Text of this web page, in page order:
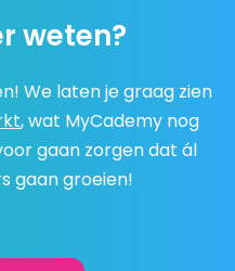
weten?
We laten je graag zien
, wat MyCademy nog
gaan zorgen dat ál
gaan groeien!